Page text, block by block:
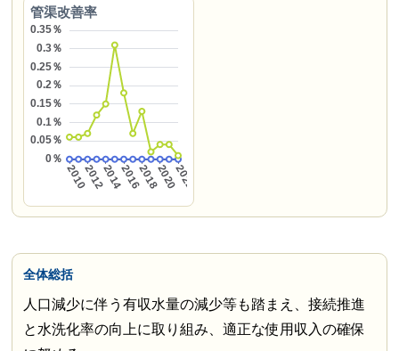
管渠改善率
全体総括
人口減少に伴う有収水量の減少等も踏まえ、接続推進
と水洗化率の向上に取り組み、適正な使用収入の確保